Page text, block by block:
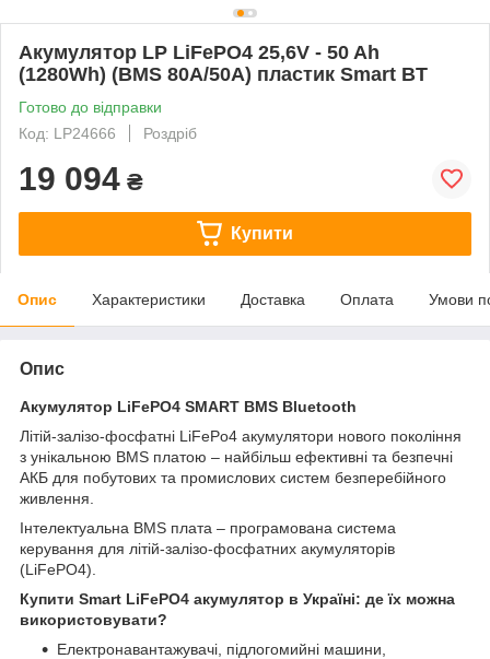
Акумулятор LP LiFePO4 25,6V - 50 Ah
(1280Wh) (BMS 80A/50А) пластик Smart BT
Готово до відправки
Код: LP24666
Роздріб
19 094 ₴
Купити
Опис Характеристики Доставка Оплата Умови
Опис
Акумулятор LiFePO4 SMART BMS Bluetooth
Літій-залізо-фосфатні LiFePo4 акумулятори нового покоління
з унікальною BMS платою – найбільш ефективні та безпечні
АКБ для побутових та промислових систем безперебійного
живлення.
Інтелектуальна BMS плата – програмована система
керування для літій-залізо-фосфатних акумуляторів
(LiFePO4).
Купити Smart LiFePO4 акумулятор в Україні: де їх можна
використовувати?
Електронавантажувачі, підлогомийні машини,